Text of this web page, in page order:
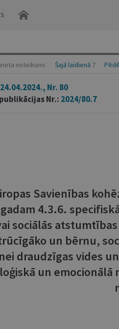
noteikumi: Šajā laidienā 7
24.04.2024., Nr. 80
Nr.: 2024/80.7
Savienības
4.3.6.
sociālās
un bērnu,
draudzīgas vides
un